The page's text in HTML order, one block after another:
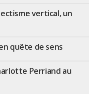
vertical, un
quête de sens
Perriand au